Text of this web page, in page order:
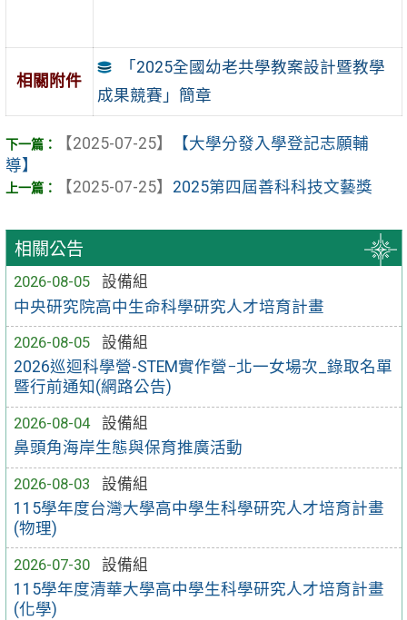
相關公告
2026-08-05
設備組
中央研究院高中生命科學研究人才培育計畫
2026-08-05
設備組
2026巡迴科學營-STEM實作營−北一女場次_錄取名單
暨行前通知(網路公告)
2026-08-04
設備組
鼻頭角海岸生態與保育推廣活動
2026-08-03
設備組
115學年度台灣大學高中學生科學研究人才培育計畫
(物理)
2026-07-30
設備組
115學年度清華大學高中學生科學研究人才培育計畫
(化學)
相關附件
「2025全國幼老共學教案設計暨教學
成果競賽」簡章
【2025-07-25】
【大學分發入學登記志願輔
導】
【2025-07-25】 2025第四屆善科科技文藝獎